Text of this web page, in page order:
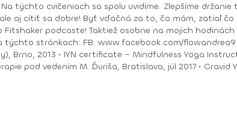
aj cítiť sa dobre! Byť vďačná za to, čo mám, zatiaľ čo
Dosiahnuté vzdelanie: •
v Španielsku a následné